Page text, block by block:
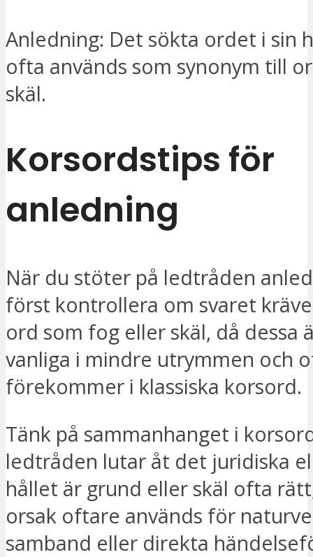
Anledning: Det sökta ordet i sin
ofta används som synonym till
skäl.
Korsordstips för
anledning
När du stöter på ledtråden
först kontrollera om svaret
ord som fog eller skäl, då dessa
vanliga i mindre utrymmen och
förekommer i klassiska korsord.
Tänk på sammanhanget i
ledtråden lutar åt det juridiska
hållet är grund eller skäl ofta
orsak oftare används för
samband eller direkta